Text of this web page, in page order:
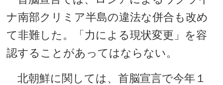
ナ南部クリミア半島の違法な併合も改め
て非難した。「力による現状変更」を容
認することがあってはならない。
北朝鮮に関しては、首脳宣言で今年１